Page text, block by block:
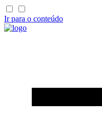
Ir para o conteúdo